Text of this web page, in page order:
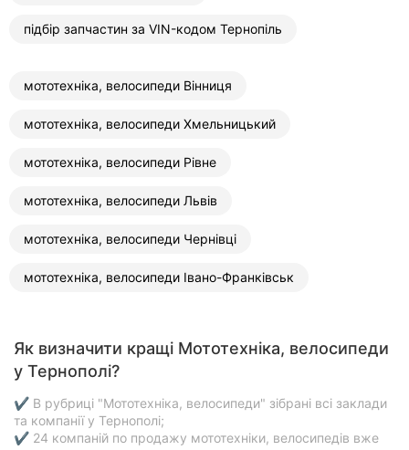
підбір запчастин за VIN-кодом Тернопіль
мототехніка, велосипеди Вінниця
мототехніка, велосипеди Хмельницький
мототехніка, велосипеди Рівне
мототехніка, велосипеди Львів
мототехніка, велосипеди Чернівці
мототехніка, велосипеди Івано-Франківськ
Як визначити кращі Мототехніка, велосипеди
у Тернополі?
✔ В рубриці "Мототехніка, велосипеди" зібрані всі заклади
та компанії у Тернополі;
✔ 24 компаній по продажу мототехніки, велосипедів вже